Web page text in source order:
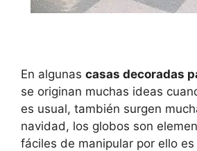
En algunas casas decoradas
se originan muchas ideas
es usual, también surgen
navidad, los globos son
fáciles de manipular por ello es